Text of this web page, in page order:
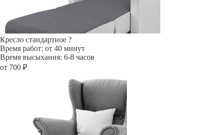
Кресло стандартное ?
Время работ: от 40 минут
Время высыхания: 6-8 часов
от 700 ₽